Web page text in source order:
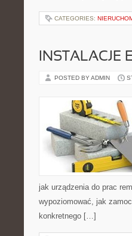
CATEGORIES:
INSTALACJE
POSTED BY ADMIN
jak urządzenia do prac
wypoziomować, jak
konkretnego […]